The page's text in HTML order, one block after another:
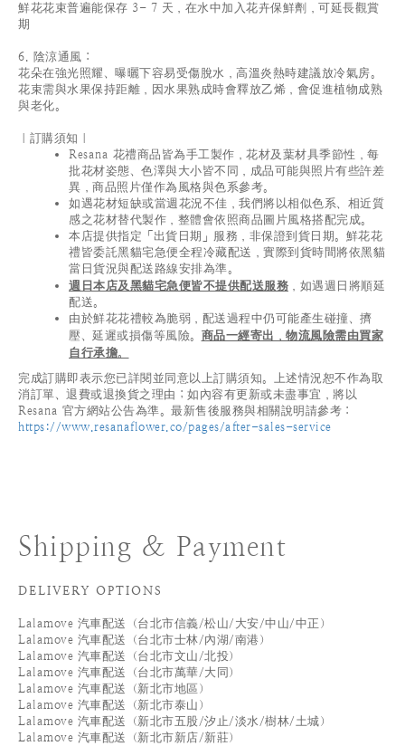
鮮花花束普遍能保存 3- 7 天，在水中加入花卉保鮮劑，可延長觀賞
期
6. 陰涼通風：
花朵在強光照耀、曝曬下容易受傷脫水，高溫炎熱時建議放冷氣房。
花束需與水果保持距離，因水果熟成時會釋放乙烯，會促進植物成熟
與老化。
｜訂購須知｜
Resana 花禮商品皆為手工製作，花材及葉材具季節性，每
批花材姿態、色澤與大小皆不同，成品可能與照片有些許差
異，商品照片僅作為風格與色系參考。
如遇花材短缺或當週花況不佳，我們將以相似色系、相近質
感之花材替代製作，整體會依照商品圖片風格搭配完成。
本店提供指定「出貨日期」服務，非保證到貨日期。鮮花花
禮皆委託黑貓宅急便全程冷藏配送，實際到貨時間將依黑貓
當日貨況與配送路線安排為準。
週日本店及黑貓宅急便皆不提供配送服務 ，如遇週日將順延
配送。
由於鮮花花禮較為脆弱，配送過程中仍可能產生碰撞、擠
壓、延遲或損傷等風險。 商品一經寄出，物流風險需由買家
自行承擔。
完成訂購即表示您已詳閱並同意以上訂購須知。上述情況恕不作為取
消訂單、退費或退換貨之理由；如內容有更新或未盡事宜，將以
Resana 官方網站公告為準。最新售後服務與相關說明請參考：
https://www.resanaflower.co/pages/after-sales-service
Shipping & Payment
DELIVERY OPTIONS
Lalamove 汽車配送（台北市信義/松山/大安/中山/中正）
Lalamove 汽車配送（台北市士林/內湖/南港）
Lalamove 汽車配送（台北市文山/北投）
Lalamove 汽車配送（台北市萬華/大同）
Lalamove 汽車配送（新北市地區）
Lalamove 汽車配送（新北市泰山）
Lalamove 汽車配送（新北市五股/汐止/淡水/樹林/土城）
Lalamove 汽車配送（新北市新店/新莊）